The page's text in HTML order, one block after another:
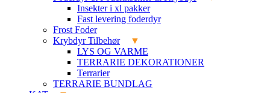
Insekter i xl pakker
Fast levering foderdyr
Frost Foder
Krybdyr Tilbehør
LYS OG VARME
TERRARIE DEKORATIONER
Terrarier
TERRARIE BUNDLAG